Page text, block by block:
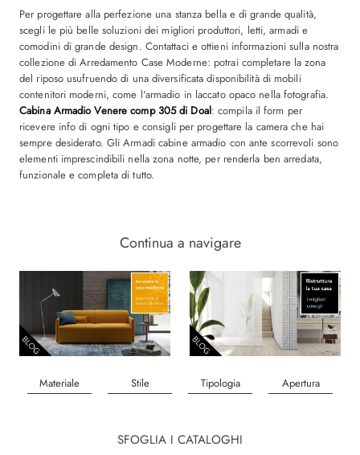
Per progettare alla perfezione una stanza bella e di grande qualità,
scegli le più belle soluzioni dei migliori produttori, letti, armadi e
comodini di grande design. Contattaci e ottieni informazioni sulla nostra
collezione di Arredamento Case Moderne: potrai completare la zona
del riposo usufruendo di una diversificata disponibilità di mobili
contenitori moderni, come l'armadio in laccato opaco nella fotografia.
Cabina Armadio Venere comp 305 di Doal: compila il form per
ricevere info di ogni tipo e consigli per progettare la camera che hai
sempre desiderato. Gli Armadi cabine armadio con ante scorrevoli sono
elementi imprescindibili nella zona notte, per renderla ben arredata,
funzionale e completa di tutto.
Continua a navigare
Materiale Stile Tipologia Apertura
SFOGLIA I CATALOGHI